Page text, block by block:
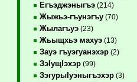
Егъэджэныгъэ(214)
Жыжьэ-гъунэгъу(70)
Жылагъуэ(23)
Жьыщхьэ махуэ(13)
Зауэ гъуэгуанэхэр(2)
ЗэIущIэхэр(99)
ЗэгурыIуэныгъэхэр(3)